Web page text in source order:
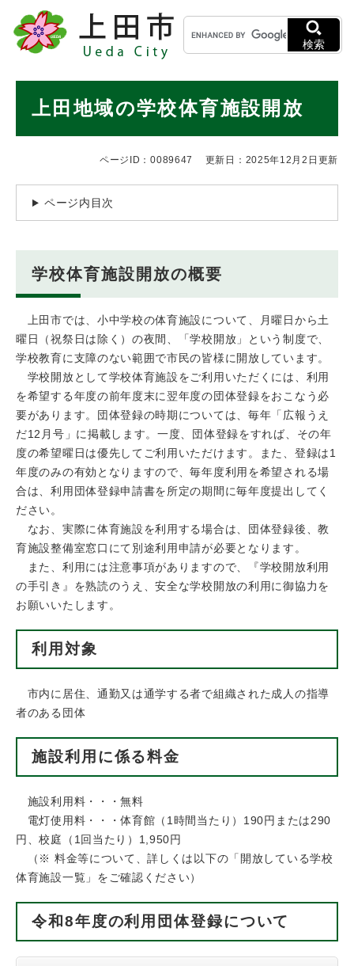
メニューを飛ばして本文へ
キ
ー
ワ
検
検索
上田地域の学校体育施設開放
ページID：0089647 更新日：2025年12月2日更新
ページ内目次
学校体育施設開放の概要
上田市では、小中学校の体育施設について、月曜日から土
曜日（祝祭日は除く）の夜間、「学校開放」という制度で、
学校教育に支障のない範囲で市民の皆様に開放しています。
学校開放として学校体育施設をご利用いただくには、利用
を希望する年度の前年度末に翌年度の団体登録をおこなう必
要があります。団体登録の時期については、毎年「広報うえ
だ12月号」に掲載します。一度、団体登録をすれば、その年
度の希望曜日は優先してご利用いただけます。また、登録は1
年度のみの有効となりますので、毎年度利用を希望される場
合は、利用団体登録申請書を所定の期間に毎年度提出してく
ださい。
なお、実際に体育施設を利用する場合は、団体登録後、教
育施設整備室窓口にて別途利用申請が必要となります。
また、利用には注意事項がありますので、『学校開放利用
の手引き』を熟読のうえ、安全な学校開放の利用に御協力を
お願いいたします。
利用対象
市内に居住、通勤又は通学する者で組織された成人の指導
者のある団体
施設利用に係る料金
施設利用料・・・無料
電灯使用料・・・体育館（1時間当たり）190円または290
円、校庭（1回当たり）1,950円
（※ 料金等について、詳しくは以下の「開放している学校
体育施設一覧」をご確認ください）
令和8年度の利用団体登録について